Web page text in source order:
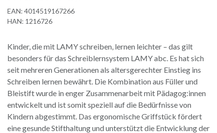
EAN: 4014519167266
HAN: 1216726
Kinder, die mit LAMY schreiben, lernen leichter – das gilt
besonders für das Schreiblernsystem LAMY abc. Es hat sich
seit mehreren Generationen als altersgerechter Einstieg ins
Schreiben lernen bewährt. Die Kombination aus Füller und
Bleistift wurde in enger Zusammenarbeit mit Pädagog:innen
entwickelt und ist somit speziell auf die Bedürfnisse von
Kindern abgestimmt. Das ergonomische Griffstück fördert
eine gesunde Stifthaltung und unterstützt die Entwicklung der